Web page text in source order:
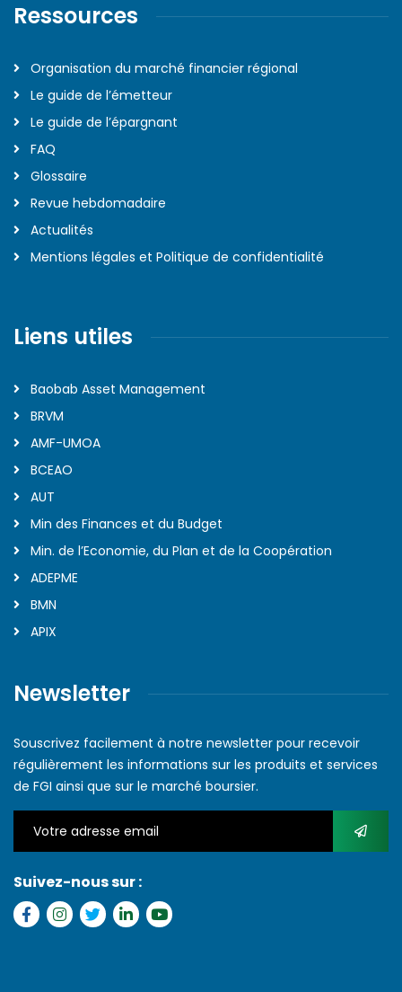
Ressources
Organisation du marché financier régional
Le guide de l’émetteur
Le guide de l’épargnant
FAQ
Glossaire
Revue hebdomadaire
Actualités
Mentions légales et Politique de confidentialité
Liens utiles
Baobab Asset Management
BRVM
AMF-UMOA
BCEAO
AUT
Min des Finances et du Budget
Min. de l’Economie, du Plan et de la Coopération
ADEPME
BMN
APIX
Newsletter
Souscrivez facilement à notre newsletter pour recevoir
régulièrement les informations sur les produits et services
de FGI ainsi que sur le marché boursier.
Suivez-nous sur :